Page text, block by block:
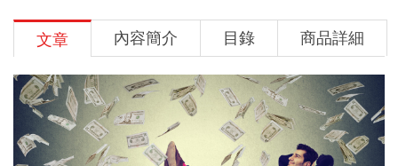
文章 內容簡介 目錄 商品詳細